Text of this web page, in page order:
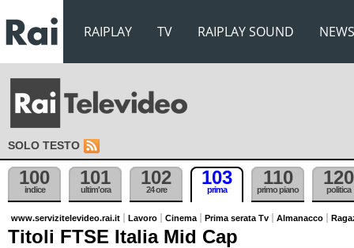
RAIPLAY TV RAIPLAY SOUND NEWS
SOLO TESTO
100
indice
101
ultim'ora
102
24 ore
103
prima
110
primo piano
120
politica
www.servizitelevideo.rai.it Lavoro Cinema Prima serata Tv Almanacco
Titoli FTSE Italia Mid Cap